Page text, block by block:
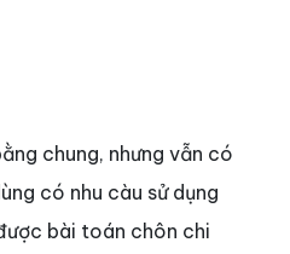
chung, nhưng vẫn có
có nhu càu sử dụng
bài toán chôn chi